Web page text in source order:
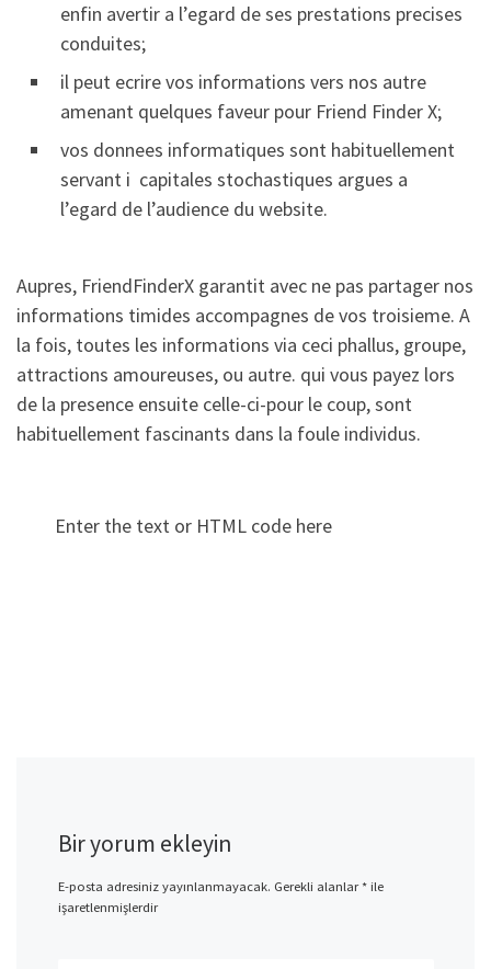
enfin avertir a l’egard de ses prestations precises
conduites;
il peut ecrire vos informations vers nos autre
amenant quelques faveur pour Friend Finder X;
vos donnees informatiques sont habituellement
servant i capitales stochastiques argues a
l’egard de l’audience du website.
Aupres, FriendFinderX garantit avec ne pas partager nos
informations timides accompagnes de vos troisieme. A
la fois, toutes les informations via ceci phallus, groupe,
attractions amoureuses, ou autre. qui vous payez lors
de la presence ensuite celle-ci-pour le coup, sont
habituellement fascinants dans la foule individus.
Enter the text or HTML code here
Bir yorum ekleyin
E-posta adresiniz yayınlanmayacak. Gerekli alanlar*ile
işaretlenmişlerdir